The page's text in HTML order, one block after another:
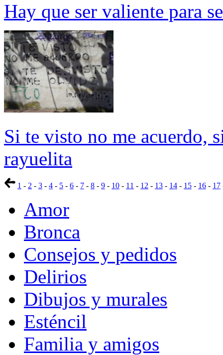
Hay que ser valiente para
Si te visto no me acuerdo,
rayuelita
1 - 2 - 3 - 4 - 5 - 6 - 7 - 8 - 9 - 10 - 11 - 12 - 13 - 14 - 15 - 16 - 17
Amor
Bronca
Consejos y pedidos
Delirios
Dibujos y murales
Esténcil
Familia y amigos